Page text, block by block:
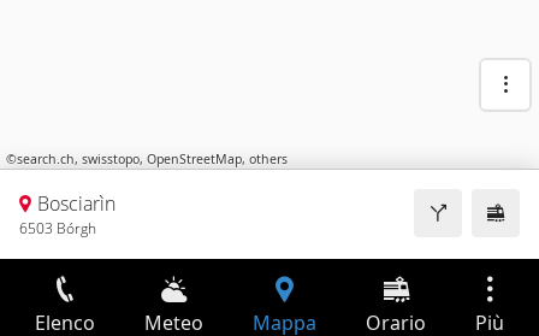
©search.ch, swisstopo, OpenStreetMap, others
Bosciarìn
6503 Bórgh
Elenco Meteo Mappa Orario Più